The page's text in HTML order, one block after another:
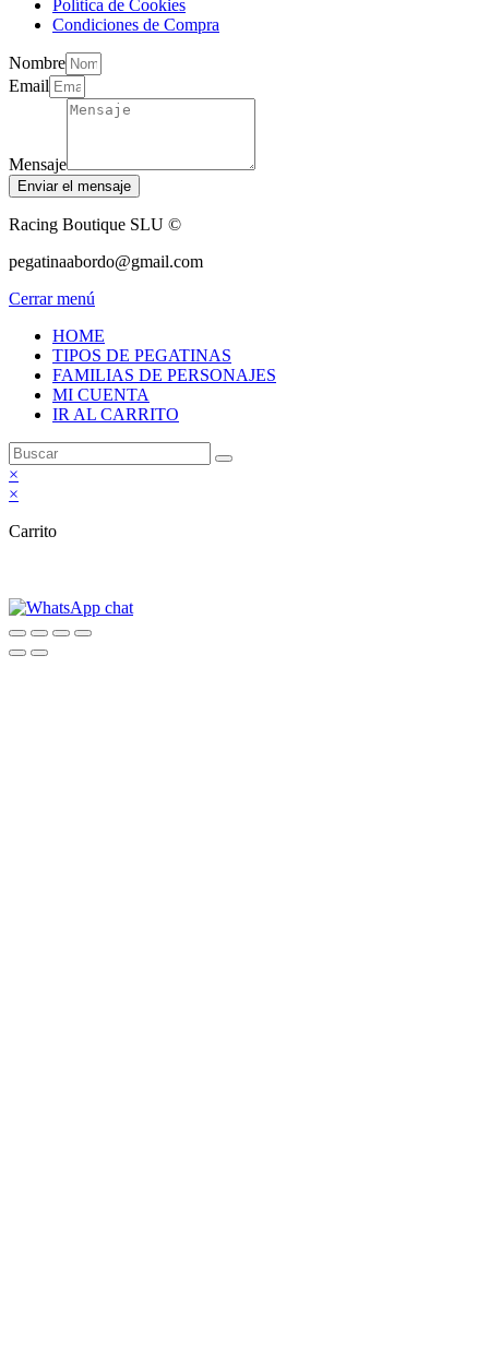
Política de Cookies
Condiciones de Compra
Nombre
Email
Mensaje
Enviar el mensaje
Racing Boutique SLU ©
pegatinaabordo@gmail.com
Cerrar menú
HOME
TIPOS DE PEGATINAS
FAMILIAS DE PERSONAJES
MI CUENTA
IR AL CARRITO
×
×
Carrito